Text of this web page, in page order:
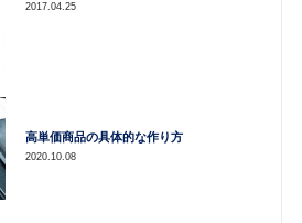
2017.04.25
高単価商品の具体的な作り方
2020.10.08